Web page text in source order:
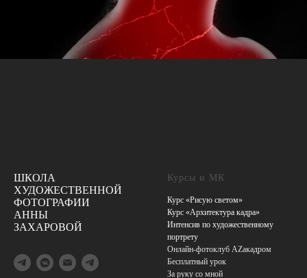
ШКОЛА
ХУДОЖЕСТВЕННОЙ
ФОТОГРАФИИ
АННЫ
ЗАХАРОВОЙ
Курсы и МК
Курс «Рисую светом»
Курс «Архитектура кадра»
Интенсив по художественному
портрету
Онлайн-фотоклуб AZакадром
Бесплатный урок
За руку со мной